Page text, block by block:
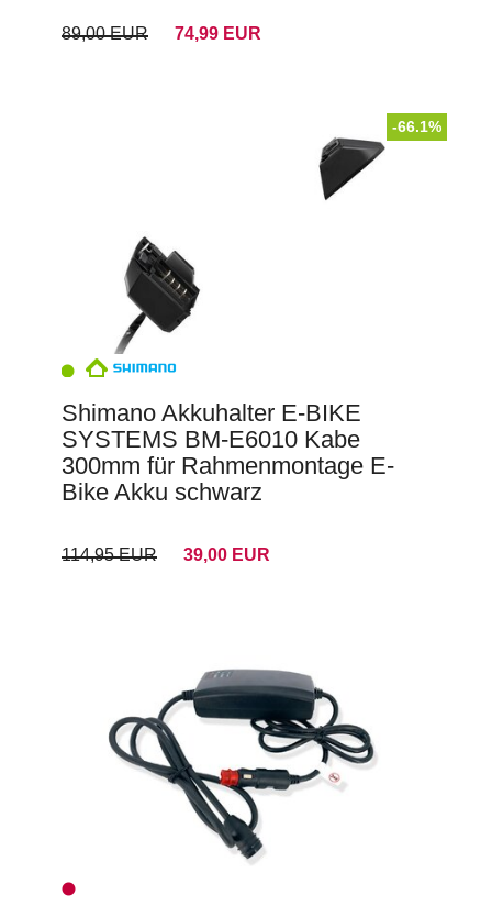
89,00 EUR 74,99 EUR
-66.1%
Shimano Akkuhalter E-BIKE
SYSTEMS BM-E6010 Kabe
300mm für Rahmenmontage E-
Bike Akku schwarz
114,95 EUR 39,00 EUR